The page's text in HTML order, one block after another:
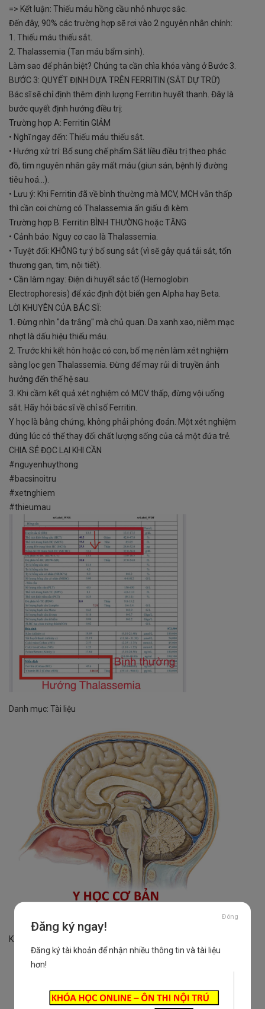
=> Kết luận: Thiếu máu hồng cầu nhỏ nhược sắc.
Đến đây, 90% các trường hợp sẽ rơi vào 2 nguyên nhân chính:
1. Thiếu máu thiếu sắt.
2. Thalassemia (Tan máu bẩm sinh).
Làm sao để phân biệt? Chúng ta cần chìa khóa vàng ở Bước 3.
BƯỚC 3: QUYẾT ĐỊNH DỰA TRÊN FERRITIN (SẮT DỰ TRỮ)
Bác sĩ sẽ chỉ định thêm định lượng Ferritin huyết thanh. Đây là
bước quyết định hướng điều trị:
Trường hợp A: Ferritin GIẢM
• Nghĩ ngay đến: Thiếu máu thiếu sắt.
• Hướng xử trí: Bổ sung chế phẩm Sắt liều điều trị theo phác
đồ, tìm nguyên nhân gây mất máu (giun sán, bệnh lý đường
tiêu hoá...).
• Lưu ý: Khi Ferritin đã về bình thường mà MCV, MCH vẫn thấp
thì cần coi chừng có Thalassemia ẩn giấu đi kèm.
Trường hợp B: Ferritin BÌNH THƯỜNG hoặc TĂNG
• Cảnh báo: Nguy cơ cao là Thalassemia.
• Tuyệt đối: KHÔNG tự ý bổ sung sắt (vì sẽ gây quá tải sắt, tổn
thương gan, tim, nội tiết).
• Cần làm ngay: Điện di huyết sắc tố (Hemoglobin
Electrophoresis) để xác định đột biến gen Alpha hay Beta.
LỜI KHUYÊN CỦA BÁC SĨ:
1. Đừng nhìn "da trắng" mà chủ quan. Da xanh xao, niêm mạc
nhợt là dấu hiệu thiếu máu.
2. Trước khi kết hôn hoặc có con, bố mẹ nên làm xét nghiệm
sàng lọc gen Thalassemia. Đừng để may rủi di truyền ảnh
hưởng đến thế hệ sau.
3. Khi cầm kết quả xét nghiệm có MCV thấp, đừng vội uống
sắt. Hãy hỏi bác sĩ về chỉ số Ferritin.
Y học là bằng chứng, không phải phỏng đoán. Một xét nghiệm
đúng lúc có thể thay đổi chất lượng sống của cả một đứa trẻ.
CHIA SẺ ĐỌC LẠI KHI CẦN
#nguyenhuythong
#bacsinoitru
#xetnghiem
#thieumau
Danh mục: Tài liệu
Khóa học mới
Đóng
Đăng ký ngay!
Đăng ký tài khoản để nhận nhiều thông tin và tài liệu
hơn!